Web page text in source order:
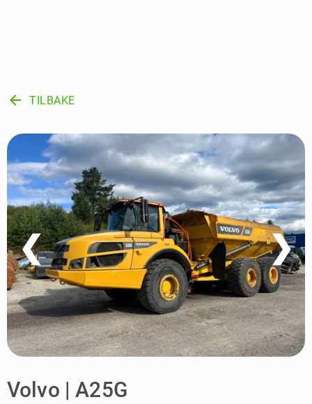
arrow_back TILBAKE
❮ ❯
Volvo | A25G